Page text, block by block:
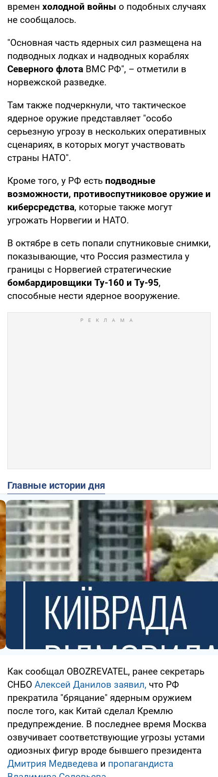
времен холодной войны о подобных случаях
не сообщалось.
"Основная часть ядерных сил размещена на
подводных лодках и надводных кораблях
Северного флота ВМС РФ", – отметили в
норвежской разведке.
Там также подчеркнули, что тактическое
ядерное оружие представляет "особо
серьезную угрозу в нескольких оперативных
сценариях, в которых могут участвовать
страны НАТО".
Кроме того, у РФ есть подводные
возможности, противоспутниковое оружие и
киберсредства, которые также могут
угрожать Норвегии и НАТО.
В октябре в сеть попали спутниковые снимки,
показывающие, что Россия разместила у
границы с Норвегией стратегические
бомбардировщики Ту-160 и Ту-95,
способные нести ядерное вооружение.
Главные истории дня
Как сообщал OBOZREVATEL, ранее секретарь
СНБО Алексей Данилов заявил, что РФ
прекратила "бряцание" ядерным оружием
после того, как Китай сделал Кремлю
предупреждение. В последнее время Москва
озвучивает соответствующие угрозы устами
одиозных фигур вроде бывшего президента
Дмитрия Медведева и пропагандиста